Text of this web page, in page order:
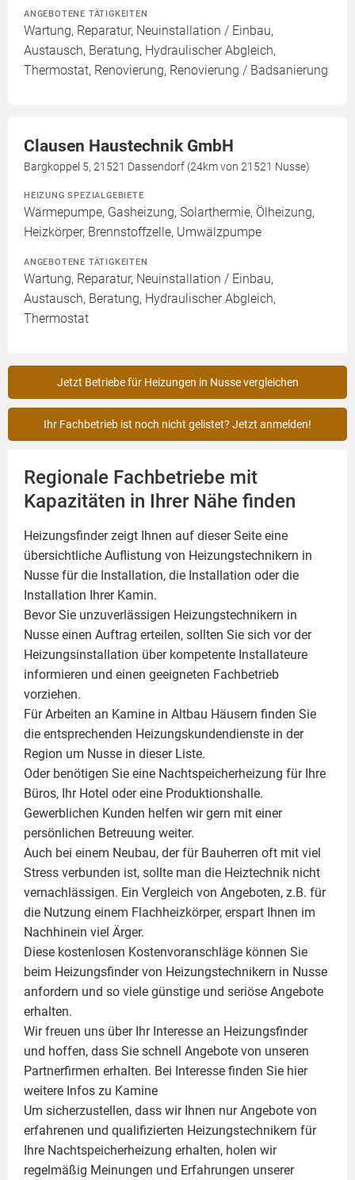
ANGEBOTENE TÄTIGKEITEN
Wartung, Reparatur, Neuinstallation / Einbau,
Austausch, Beratung, Hydraulischer Abgleich,
Thermostat, Renovierung, Renovierung / Badsanierung
Clausen Haustechnik GmbH
Bargkoppel 5, 21521 Dassendorf (24km von 21521 Nusse)
HEIZUNG SPEZIALGEBIETE
Wärmepumpe, Gasheizung, Solarthermie, Ölheizung,
Heizkörper, Brennstoffzelle, Umwälzpumpe
ANGEBOTENE TÄTIGKEITEN
Wartung, Reparatur, Neuinstallation / Einbau,
Austausch, Beratung, Hydraulischer Abgleich,
Thermostat
Jetzt Betriebe für Heizungen in Nusse vergleichen
Ihr Fachbetrieb ist noch nicht gelistet? Jetzt anmelden!
Regionale Fachbetriebe mit
Kapazitäten in Ihrer Nähe finden
Heizungsfinder zeigt Ihnen auf dieser Seite eine
übersichtliche Auflistung von Heizungstechnikern in
Nusse für die Installation, die Installation oder die
Installation Ihrer Kamin.
Bevor Sie unzuverlässigen Heizungstechnikern in
Nusse einen Auftrag erteilen, sollten Sie sich vor der
Heizungsinstallation über kompetente Installateure
informieren und einen geeigneten Fachbetrieb
vorziehen.
Für Arbeiten an Kamine in Altbau Häusern finden Sie
die entsprechenden Heizungskundendienste in der
Region um Nusse in dieser Liste.
Oder benötigen Sie eine Nachtspeicherheizung für Ihre
Büros, Ihr Hotel oder eine Produktionshalle.
Gewerblichen Kunden helfen wir gern mit einer
persönlichen Betreuung weiter.
Auch bei einem Neubau, der für Bauherren oft mit viel
Stress verbunden ist, sollte man die Heiztechnik nicht
vernachlässigen. Ein Vergleich von Angeboten, z.B. für
die Nutzung einem Flachheizkörper, erspart Ihnen im
Nachhinein viel Ärger.
Diese kostenlosen Kostenvoranschläge können Sie
beim Heizungsfinder von Heizungstechnikern in Nusse
anfordern und so viele günstige und seriöse Angebote
erhalten.
Wir freuen uns über Ihr Interesse an Heizungsfinder
und hoffen, dass Sie schnell Angebote von unseren
Partnerfirmen erhalten. Bei Interesse finden Sie hier
weitere Infos zu Kamine
Um sicherzustellen, dass wir Ihnen nur Angebote von
erfahrenen und qualifizierten Heizungstechnikern für
Ihre Nachtspeicherheizung erhalten, holen wir
regelmäßig Meinungen und Erfahrungen unserer